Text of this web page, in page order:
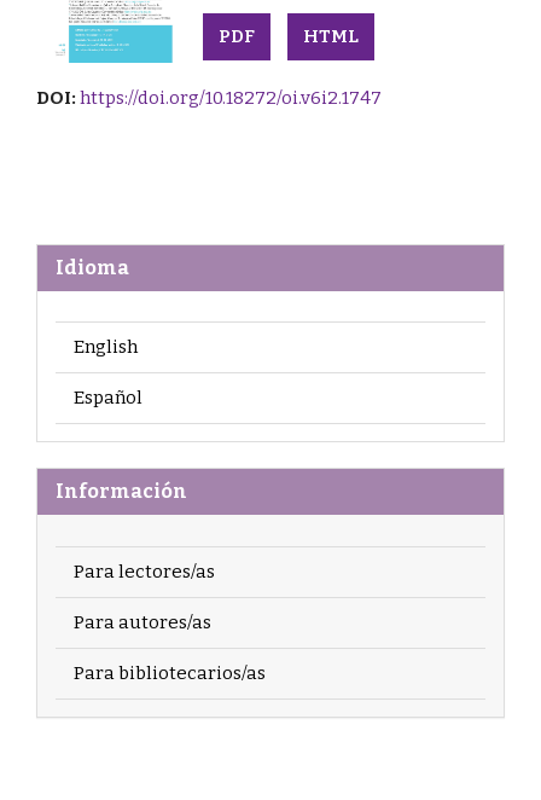
PDF HTML
DOI: https://doi.org/10.18272/oi.v6i2.1747
Idioma
English
Español
Información
Para lectores/as
Para autores/as
Para bibliotecarios/as